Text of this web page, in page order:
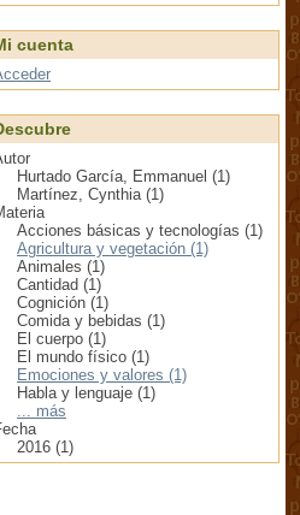
cuenta
Hurtado García, Emmanuel (1)
Martínez, Cynthia (1)
Acciones básicas y tecnologías (1)
Agricultura y vegetación (1)
Animales (1)
Cantidad (1)
Cognición (1)
Comida y bebidas (1)
El cuerpo (1)
El mundo físico (1)
Emociones y valores (1)
Habla y lenguaje (1)
... más
2016 (1)